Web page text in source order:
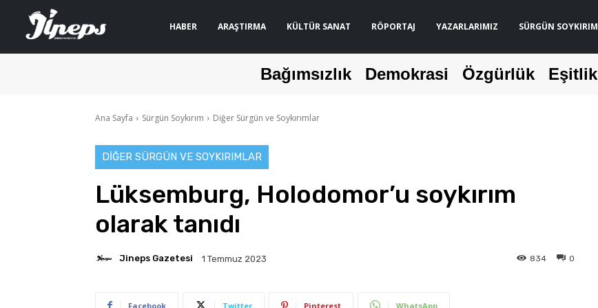
HABER ARAŞTIRMA KÜLTÜR SANAT RÖPORTAJ YAZARLARIMIZ SÜRGÜN SOYKIRIM
Bağımsızlık Demokrasi Özgürlük Eşitlik
Ana Sayfa Sürgün Soykırım Diğer Sürgün ve Soykırımlar
DIĞER SÜRGÜN VE SOYKIRIMLAR
Lüksemburg, Holodomor’u soykırım
olarak tanıdı
Jineps Gazetesi 1 Temmuz 2023 0
834
Facebook Twitter Pinterest WhatsApp